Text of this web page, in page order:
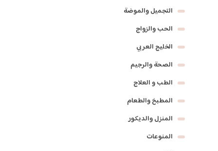
التجميل والموضة
الحب والزواج
الخليج العربي
الصحة والرجيم
الطب و العلاج
المطبخ والطعام
المنزل والديكور
المنوعات